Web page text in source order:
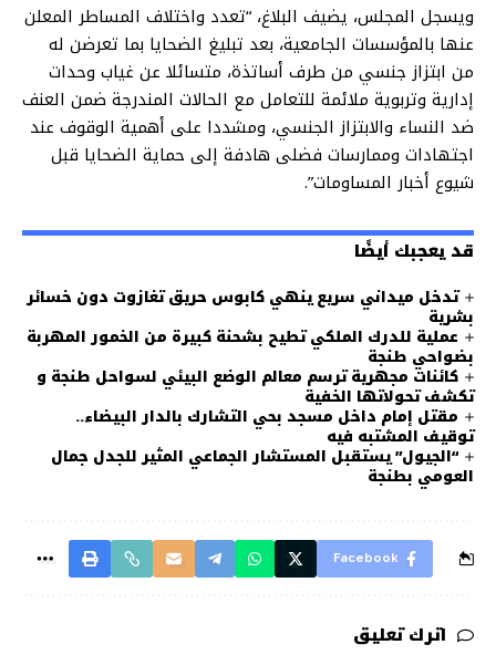
ويسجل المجلس، يضيف البلاغ، “تعدد واختلاف المساطر المعلن
عنها بالمؤسسات الجامعية، بعد تبليغ الضحايا بما تعرضن له
من ابتزاز جنسي من طرف أساتذة، متسائلا عن غياب وحدات
إدارية وتربوية ملائمة للتعامل مع الحالات المندرجة ضمن العنف
ضد النساء والابتزاز الجنسي، ومشددا على أهمية الوقوف عند
اجتهادات وممارسات فضلى هادفة إلى حماية الضحايا قبل
شيوع أخبار المساومات”.
قد يعجبك أيضًا
تدخل ميداني سريع ينهي كابوس حريق تغازوت دون خسائر
بشرية
عملية للدرك الملكي تطيح بشحنة كبيرة من الخمور المهربة
بضواحي طنجة
كائنات مجهرية ترسم معالم الوضع البيئي لسواحل طنجة و
تكشف تحولاتها الخفية
مقتل إمام داخل مسجد بحي التشارك بالدار البيضاء..
توقيف المشتبه فيه
“الجيول” يستقبل المستشار الجماعي المثير للجدل جمال
العومي بطنجة
Facebook
اترك تعليق